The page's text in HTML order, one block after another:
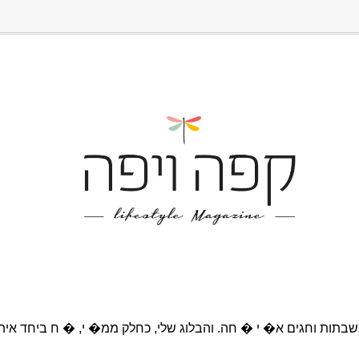
וחגים א� י � חה. והבלוג שלי, כחלק ממ� י, � ח ביחד